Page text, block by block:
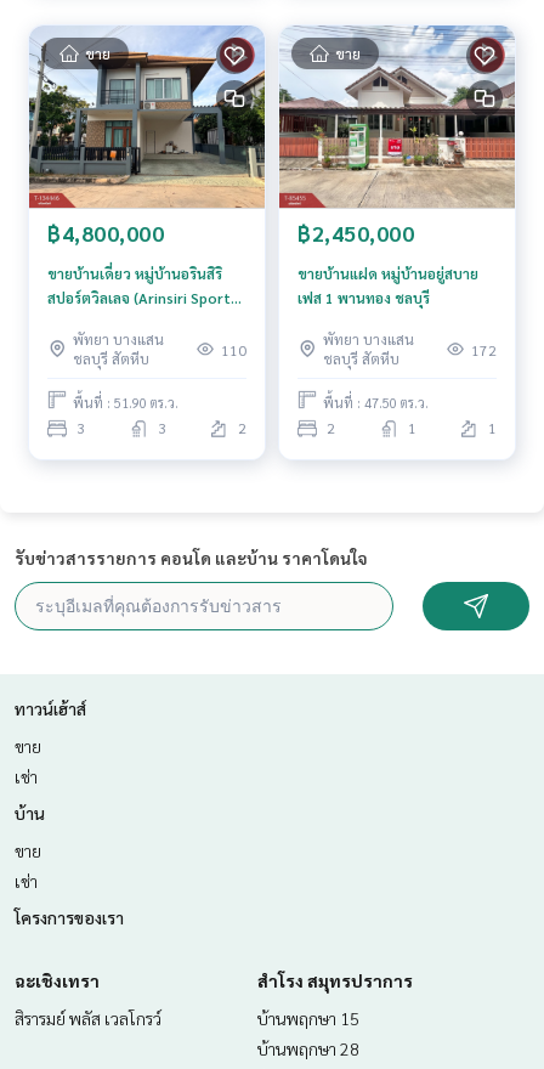
ขาย
฿4,800,000
ขายบ้านเดี่ยว หมู่บ้านอรินสิริ
สปอร์ตวิลเลจ (Arinsiri Sport
พัทยา บางแสน
ชลบุรี สัตหีบ
110
พื้นที่ : 51.90 ตร.ว.
3 3 2
ขาย
฿2,450,000
ขายบ้านแฝด หมู่บ้านอยู่สบาย
เฟส 1 พานทอง ชลบุรี
พัทยา บางแสน
ชลบุรี สัตหีบ
172
พื้นที่ : 47.50 ตร.ว.
2 1 1
รับข่าวสารรายการ คอนโด และบ้าน ราคาโดนใจ
ทาวน์เฮ้าส์
ขาย
เช่า
บ้าน
ขาย
เช่า
โครงการของเรา
ฉะเชิงเทรา
สิรารมย์ พลัส เวลโกรว์
สำโรง สมุทรปราการ
บ้านพฤกษา 15
บ้านพฤกษา 28